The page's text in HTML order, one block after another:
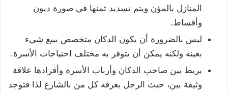
المنازل بالمؤن ويتم تسديد ثمنها في صورة ديون
وأقساط.
ليس بالضرورة أن يكون الدكان متخصص ببيع شيء
بعينه ولكنه يمكن أن يتوفر به مختلف احتياجات الأسرة.
يربط بين صاحب الدكان وأرباب الأسرة وأفرادها علاقة
وثيقة بين، حيث الرجل يعرفه كل من بالشارع لذا فتوجد